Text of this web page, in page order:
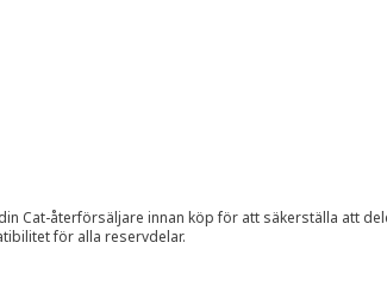
Cat-återförsäljare innan köp för att säkerställa att
för alla reservdelar.